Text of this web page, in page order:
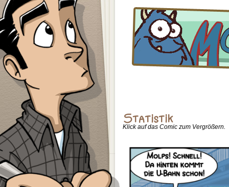
Klick auf das Comic zum Vergrößern.